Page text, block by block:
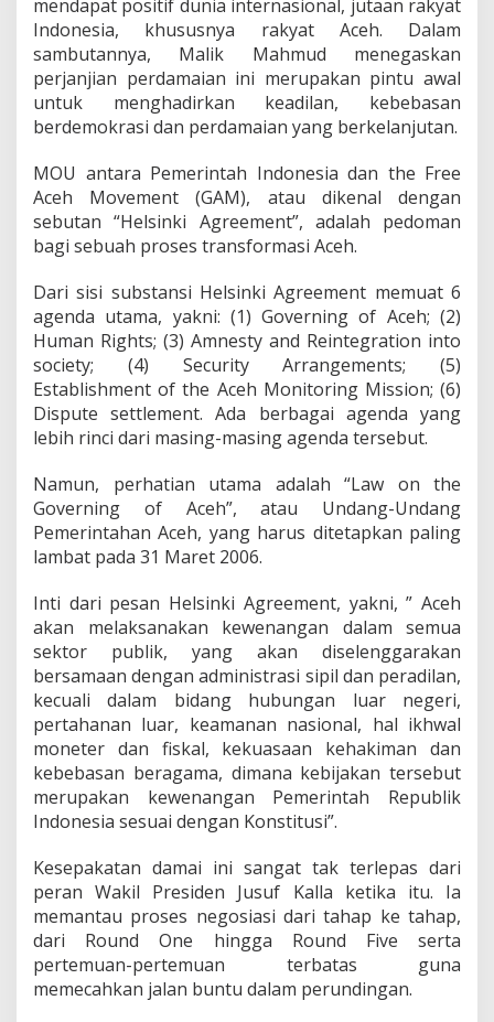
mendapat positif dunia internasional, jutaan rakyat
Indonesia, khususnya rakyat Aceh. Dalam
sambutannya, Malik Mahmud menegaskan
perjanjian perdamaian ini merupakan pintu awal
untuk menghadirkan keadilan, kebebasan
berdemokrasi dan perdamaian yang berkelanjutan.
MOU antara Pemerintah Indonesia dan the Free
Aceh Movement (GAM), atau dikenal dengan
sebutan “Helsinki Agreement”, adalah pedoman
bagi sebuah proses transformasi Aceh.
Dari sisi substansi Helsinki Agreement memuat 6
agenda utama, yakni: (1) Governing of Aceh; (2)
Human Rights; (3) Amnesty and Reintegration into
society; (4) Security Arrangements; (5)
Establishment of the Aceh Monitoring Mission; (6)
Dispute settlement. Ada berbagai agenda yang
lebih rinci dari masing-masing agenda tersebut.
Namun, perhatian utama adalah “Law on the
Governing of Aceh”, atau Undang-Undang
Pemerintahan Aceh, yang harus ditetapkan paling
lambat pada 31 Maret 2006.
Inti dari pesan Helsinki Agreement, yakni, ” Aceh
akan melaksanakan kewenangan dalam semua
sektor publik, yang akan diselenggarakan
bersamaan dengan administrasi sipil dan peradilan,
kecuali dalam bidang hubungan luar negeri,
pertahanan luar, keamanan nasional, hal ikhwal
moneter dan fiskal, kekuasaan kehakiman dan
kebebasan beragama, dimana kebijakan tersebut
merupakan kewenangan Pemerintah Republik
Indonesia sesuai dengan Konstitusi”.
Kesepakatan damai ini sangat tak terlepas dari
peran Wakil Presiden Jusuf Kalla ketika itu. Ia
memantau proses negosiasi dari tahap ke tahap,
dari Round One hingga Round Five serta
pertemuan-pertemuan terbatas guna
memecahkan jalan buntu dalam perundingan.